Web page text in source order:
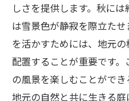
しさを提供します。秋に
は雪景色が静寂を際立た
を活かすためには、地元
配置することが重要です
の風景を楽しむことができ
地元の自然と共に生きる